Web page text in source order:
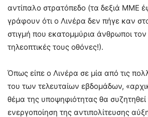
αντίπαλο στρατόπεδο (τα δεξιά ΜΜΕ
γράφουν ότι ο Λινέρα δεν πήγε καν
στιγμή που εκατομμύρια άνθρωποι τον
τηλεοπτικές τους οθόνες!).
Όπως είπε ο Λινέρα σε μία από τις
του των τελευταίων εβδομάδων,
θέμα της υποψηφιότητας θα
ενεργοποίηση της αντιπολίτευσης